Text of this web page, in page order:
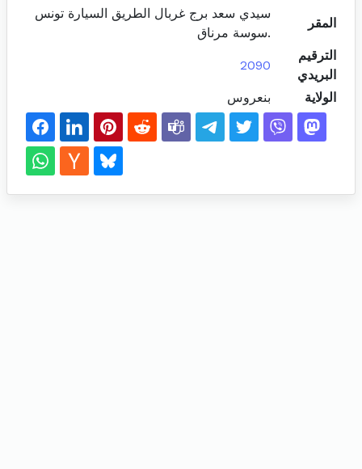
المقر
سيدي سعد برج غربال الطريق السيارة تونس
.سوسة مرناق
الترقيم
البريدي
2090
الولاية بنعروس